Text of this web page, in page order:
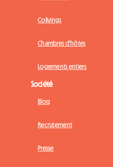
Colivings
Chambres d'hôtes
Logements entiers
Société
Blog
Recrutement
Presse